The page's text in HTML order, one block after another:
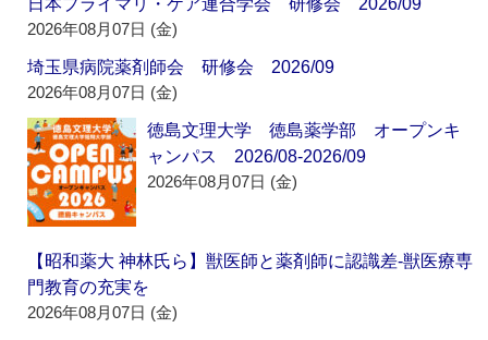
日本プライマリ・ケア連合学会 研修会 2026/09
2026年08月07日 (金)
埼玉県病院薬剤師会 研修会 2026/09
2026年08月07日 (金)
徳島文理大学 徳島薬学部 オープンキ
ャンパス 2026/08-2026/09
2026年08月07日 (金)
【昭和薬大 神林氏ら】獣医師と薬剤師に認識差‐獣医療専
門教育の充実を
2026年08月07日 (金)